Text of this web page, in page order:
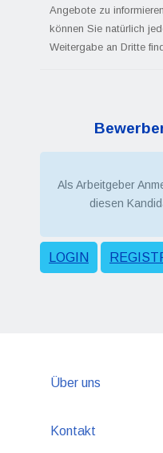
Angebote zu
können Sie natürlich
Weitergabe an Dritte
Als Arbeitgeber
diesen
LOGIN
Über uns
Kontakt